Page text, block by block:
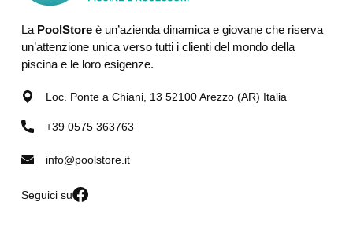
La PoolStoreè un’azienda dinamica e giovane che riserva
un’attenzione unica verso tutti i clienti del mondo della
piscina e le loro esigenze.
Loc. Ponte a Chiani, 13 52100 Arezzo (AR) Italia
+39 0575 363763
info@poolstore.it
Seguici su